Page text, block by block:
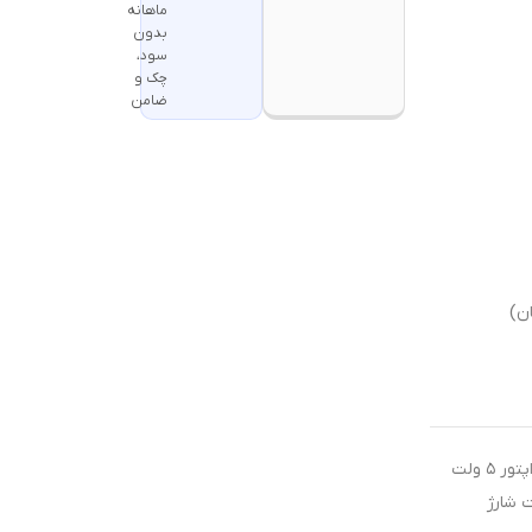
جهت شارژ محصولات شارژی از آداپتور ۵ ولت
شارژ
ماهانه
بدون
سود،
چک و
ضامن